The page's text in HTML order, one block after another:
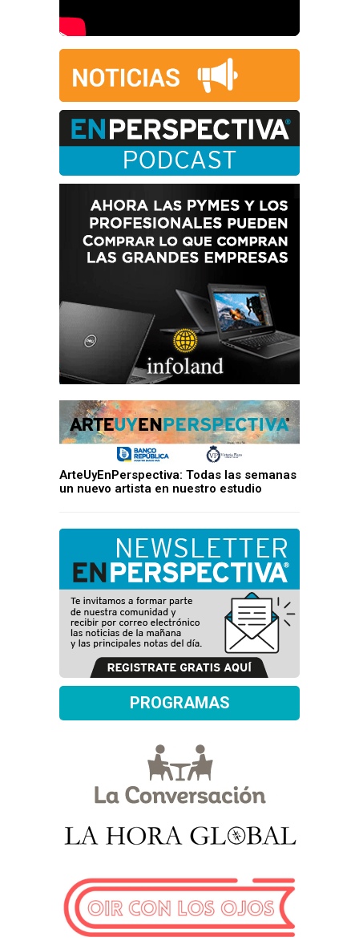
ArteUyEnPerspectiva: Todas las semanas
un nuevo artista en nuestro estudio
PROGRAMAS